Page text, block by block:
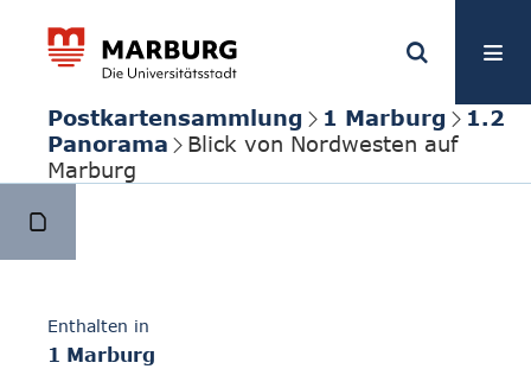
Postkartensammlung 1 Marburg
1.2
Panorama
Blick von Nordwesten auf
Marburg
Enthalten in
1 Marburg